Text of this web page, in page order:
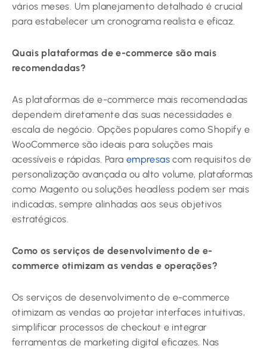
vários meses. Um planejamento detalhado é crucial
para estabelecer um cronograma realista e eficaz.
Quais plataformas de e-commerce são mais
recomendadas?
As plataformas de e-commerce mais recomendadas
dependem diretamente das suas necessidades e
escala de negócio. Opções populares como Shopify e
WooCommerce são ideais para soluções mais
acessíveis e rápidas. Para empresas com requisitos de
personalização avançada ou alto volume, plataformas
como Magento ou soluções headless podem ser mais
indicadas, sempre alinhadas aos seus objetivos
estratégicos.
Como os serviços de desenvolvimento de e-
commerce otimizam as vendas e operações?
Os serviços de desenvolvimento de e-commerce
otimizam as vendas ao projetar interfaces intuitivas,
simplificar processos de checkout e integrar
ferramentas de marketing digital eficazes. Nas